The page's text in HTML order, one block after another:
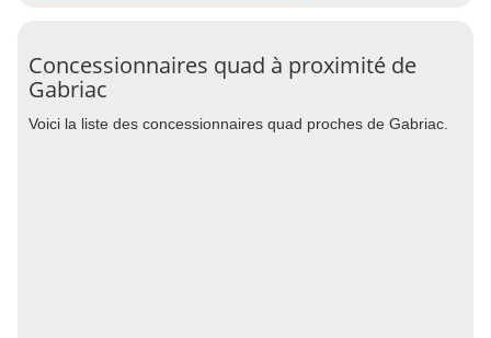
Concessionnaires quad à proximité de
Gabriac
Voici la liste des concessionnaires quad proches de Gabriac.